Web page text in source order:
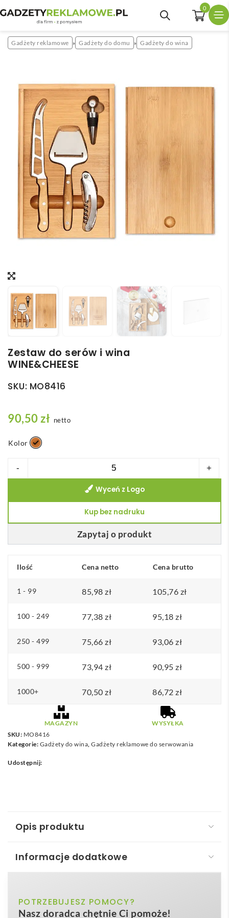
0
Gadżety reklamowe » Gadżety do domu » Gadżety do wina
Zestaw do serów i wina
WINE&CHEESE
SKU: MO8416
90,50zł netto
Kolor
-
Zestaw
WINE&CHEESE
+
Zapytaj o produkt
Wyceń z Logo
Kup bez nadruku
Ilość Cena netto Cena brutto
1 - 99 85,98 zł 105,76 zł
100 - 249 77,38 zł 95,18 zł
250 - 499 75,66 zł 93,06 zł
500 - 999 73,94 zł 90,95 zł
1000+ 70,50 zł 86,72 zł
MAGAZYN
WYSYŁKA
SKU: MO8416
Kategorie: Gadżety do wina, Gadżety reklamowe do serwowania
Udostępnij:
Opis produktu
eleganckie, brązowe pudełko z naturalnego
Informacje dodatkowe
Kolor
brazowy
POTRZEBUJESZ POMOCY?
Nasz doradca chętnie Ci pomoże!